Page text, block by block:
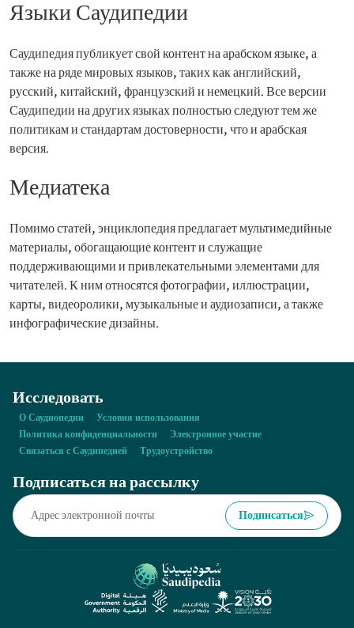
Языки Саудипедии
Саудипедия публикует свой контент на арабском языке, а
также на ряде мировых языков, таких как английский,
русский, китайский, французский и немецкий. Все версии
Саудипедии на других языках полностью следуют тем же
политикам и стандартам достоверности, что и арабская
версия.
Медиатека
Помимо статей, энциклопедия предлагает мультимедийные
материалы, обогащающие контент и служащие
поддерживающими и привлекательными элементами для
читателей. К ним относятся фотографии, иллюстрации,
карты, видеоролики, музыкальные и аудиозаписи, а также
инфографические дизайны.
Исследовать
О Саудиопедии
Условия использования
Политика конфиденциальности
Электронное участие
Связаться с Саудипедией
Трудоустройство
Подписаться на рассылку
Подписаться